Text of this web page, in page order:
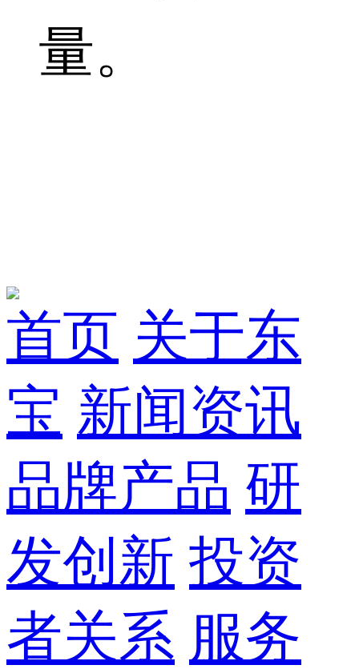
量。
首页 关于东
宝 新闻资讯
品牌产品 研
发创新 投资
者关系 服务